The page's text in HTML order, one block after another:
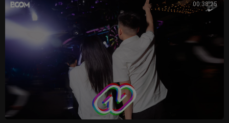
00:38:25